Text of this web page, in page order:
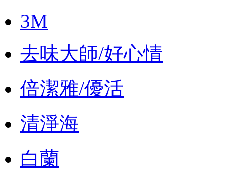
3M
去味大師/好心情
倍潔雅/優活
清淨海
白蘭